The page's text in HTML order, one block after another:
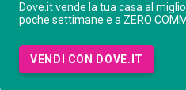
Dove.it vende la tua casa al
poche settimane e a ZERO
VENDI CON DOVE.IT